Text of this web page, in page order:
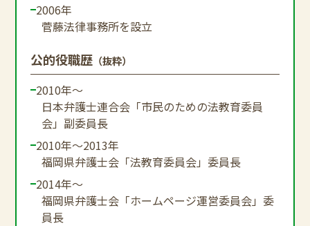
2006年
菅藤法律事務所を設立
公的役職歴 （抜粋）
2010年～
日本弁護士連合会「市民のための法教育委員
会」副委員長
2010年～2013年
福岡県弁護士会「法教育委員会」委員長
2014年～
福岡県弁護士会「ホームページ運営委員会」委
員長